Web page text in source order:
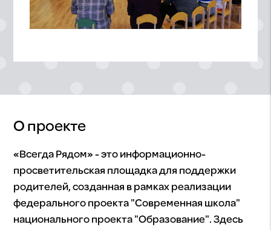
О проекте
«Всегда Рядом» - это информационно-
просветительская площадка для поддержки
родителей, созданная в рамках реализации
федерального проекта "Современная школа"
национального проекта "Образование". Здесь